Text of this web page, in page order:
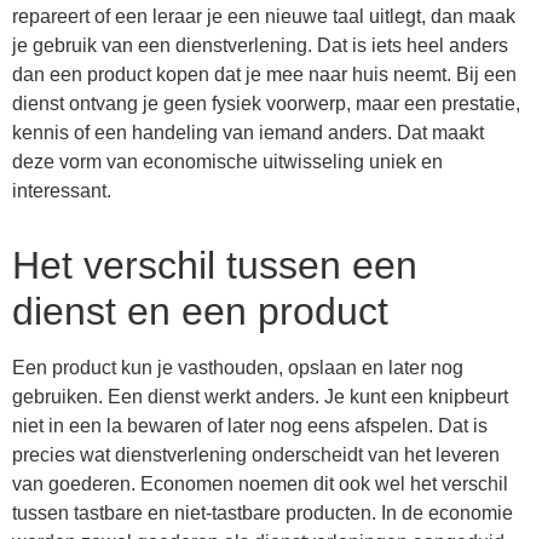
repareert of een leraar je een nieuwe taal uitlegt, dan maak
je gebruik van een dienstverlening. Dat is iets heel anders
dan een product kopen dat je mee naar huis neemt. Bij een
dienst ontvang je geen fysiek voorwerp, maar een prestatie,
kennis of een handeling van iemand anders. Dat maakt
deze vorm van economische uitwisseling uniek en
interessant.
Het verschil tussen een
dienst en een product
Een product kun je vasthouden, opslaan en later nog
gebruiken. Een dienst werkt anders. Je kunt een knipbeurt
niet in een la bewaren of later nog eens afspelen. Dat is
precies wat dienstverlening onderscheidt van het leveren
van goederen. Economen noemen dit ook wel het verschil
tussen tastbare en niet-tastbare producten. In de economie